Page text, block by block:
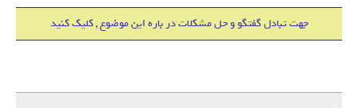
جهت تبادل گفتگو و حل مشکلات در باره این موضوع , کلیک کنید